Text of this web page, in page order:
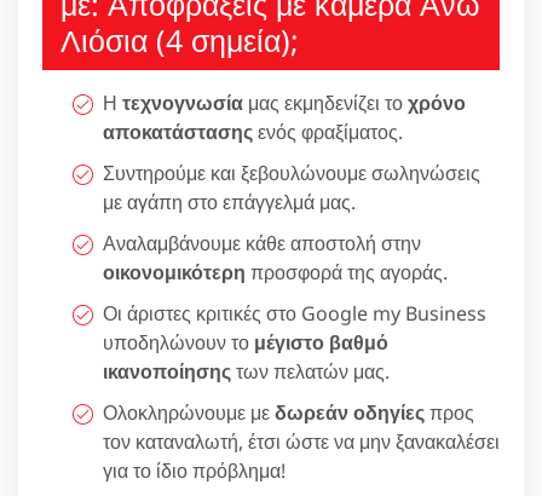
Λιόσια (4 σημεία);
Η τεχνογνωσία μας εκμηδενίζει τοχρόνο
αποκατάστασηςενός φραξίματος.
Συντηρούμε και ξεβουλώνουμε σωληνώσεις
με αγάπη στο επάγγελμά μας.
Αναλαμβάνουμε κάθε αποστολή στην
οικονομικότερη προσφορά της αγοράς.
Οι άριστες κριτικές στο Google my Business
υποδηλώνουν το μέγιστο βαθμό
ικανοποίησηςτων πελατών μας.
Ολοκληρώνουμε μεδωρεάν οδηγίεςπρος
τον καταναλωτή, έτσι ώστε να μην ξανακαλέσει
για το ίδιο πρόβλημα!